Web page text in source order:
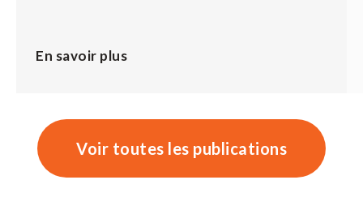
En savoir plus
Voir toutes les publications